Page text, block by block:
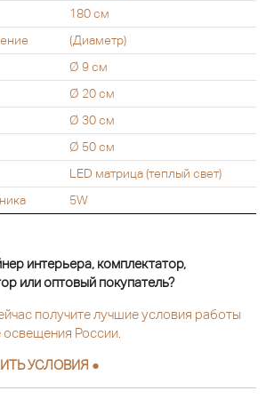
180 см
(Диаметр)
Ø 9 см
Ø 20 см
Ø 30 см
Ø 50 см
LED матрица (теплый свет)
5W
интерьера, комплектатор,
или оптовый покупатель?
получите лучшие условия работы
освещения России.
УСЛОВИЯ ●